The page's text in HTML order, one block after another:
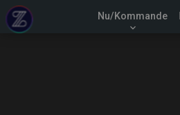
Nu/Kommande
keyboard_arrow_down